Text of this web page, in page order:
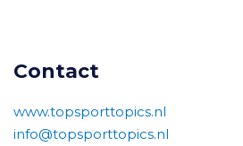
Contact
www.topsporttopics.nl
info@topsporttopics.nl